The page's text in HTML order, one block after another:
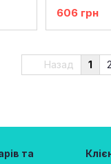
606 грн
Назад 1 2
та